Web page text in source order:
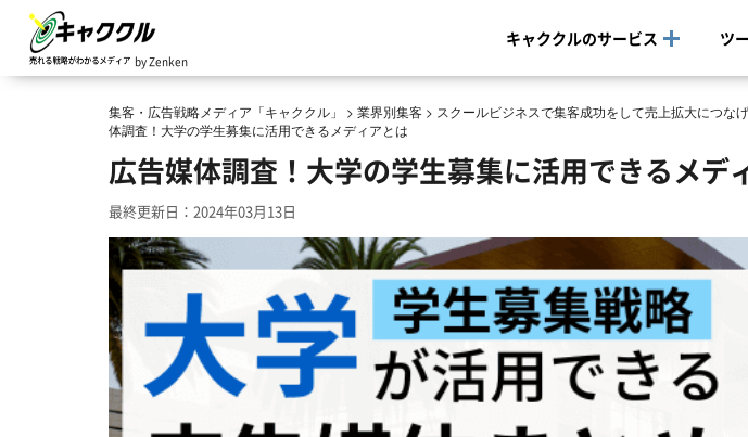
by Zenken
キャククルのサービス ツ
集客・広告戦略メディア「キャククル」 > 業界別集客 > スクールビジネスで集客成功をして売上拡大につな
体調査！大学の学生募集に活用できるメディアとは
広告媒体調査！大学の学生募集に活用できるメデ
最終更新日：2024年03月13日